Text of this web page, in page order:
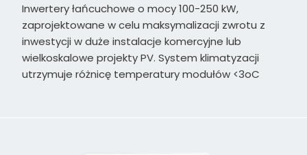
Inwertery łańcuchowe o mocy 100-250 kW,
zaprojektowane w celu maksymalizacji zwrotu z
inwestycji w duże instalacje komercyjne lub
wielkoskalowe projekty PV. System klimatyzacji
utrzymuje różnicę temperatury modułów <3oC